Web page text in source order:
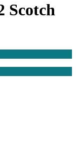
Scotch